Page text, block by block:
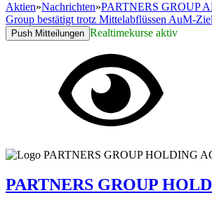
Aktien»Nachrichten»PARTNERS GROUP
Group bestätigt trotz Mittelabflüssen AuM-
Push Mitteilungen Realtimekurse aktiv
PARTNERS GROUP